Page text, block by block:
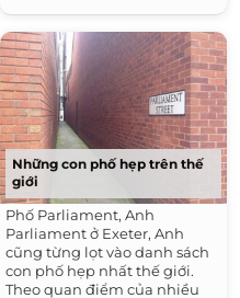
Những con phố hẹp trên thế
giới
Phố Parliament, Anh
Parliament ở Exeter, Anh
cũng từng lọt vào danh sách
con phố hẹp nhất thế giới.
Theo quan điểm của nhiều